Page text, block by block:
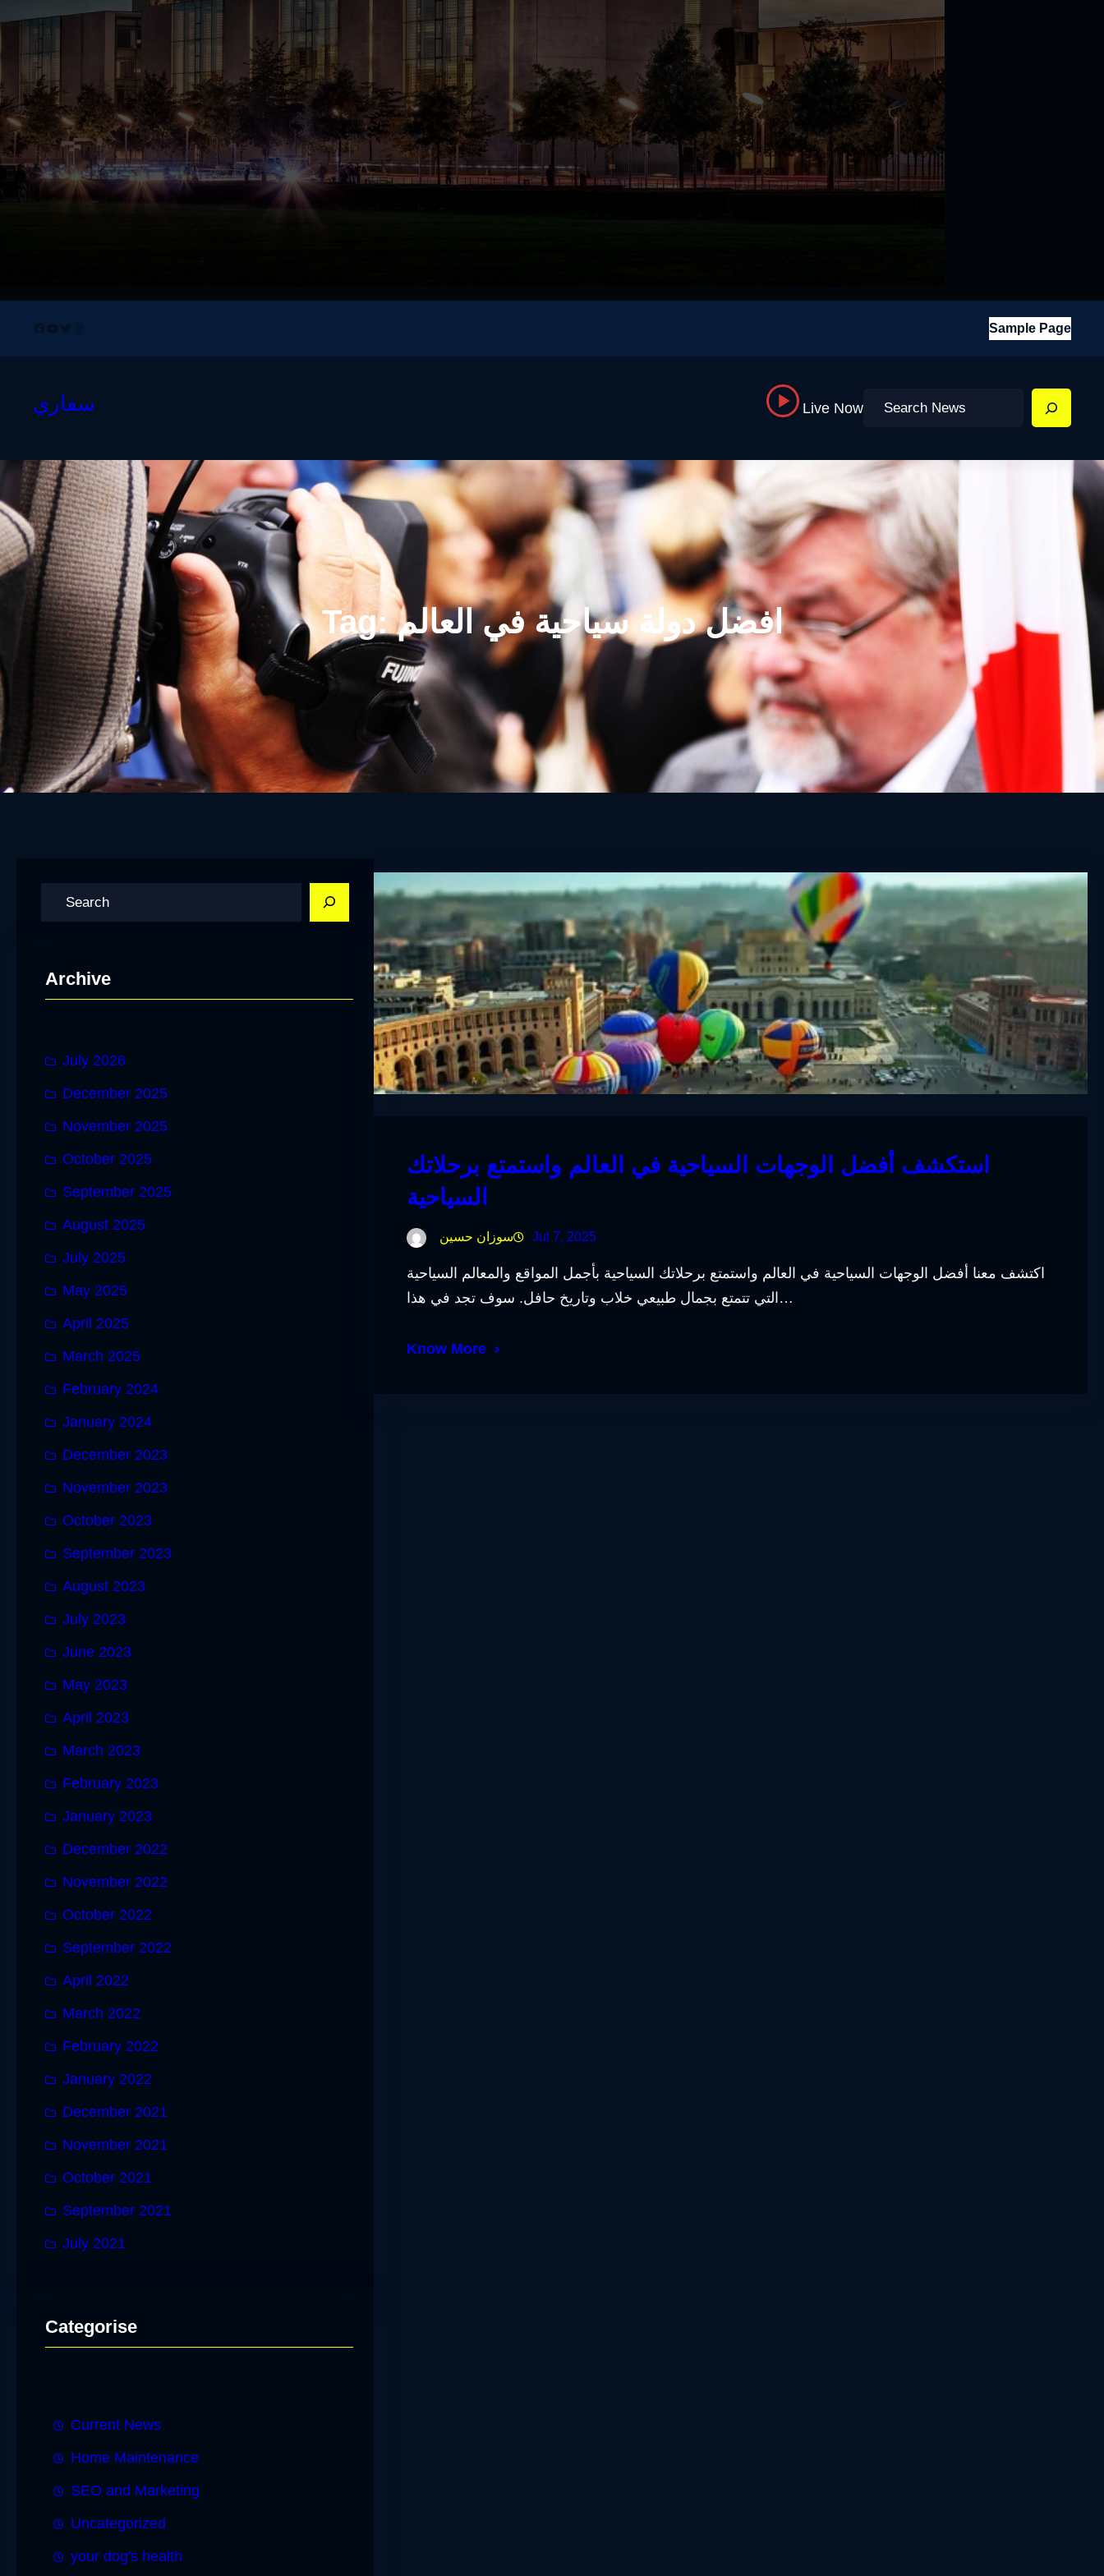
Facebook
YouTube
TwitterInstagram Sample Page
سفاري Live Now Search
Tag:افضل دولة سياحية في العالم
Archive
July 2026
December 2025
November 2025
October 2025
September 2025
August 2025
July 2025
May 2025
April 2025
March 2025
February 2024
January 2024
December 2023
November 2023
October 2023
September 2023
August 2023
July 2023
June 2023
May 2023
April 2023
March 2023
February 2023
January 2023
December 2022
November 2022
October 2022
September 2022
April 2022
March 2022
February 2022
January 2022
December 2021
November 2021
October 2021
September 2021
July 2021
Categorise
Current News
Home Maintenance
SEO and Marketing
Uncategorized
your dog's health
استكشف أفضل الوجهات السياحية في العالم واستمتع برحلاتك
السياحية
سوزان حسين Jul 7, 2025
اكتشف معنا أفضل الوجهات السياحية في العالم واستمتع برحلاتك السياحية بأجمل المواقع والمعالم السياحية
التي تتمتع بجمال طبيعي خلاب وتاريخ حافل. سوف تجد في هذا…
Know More